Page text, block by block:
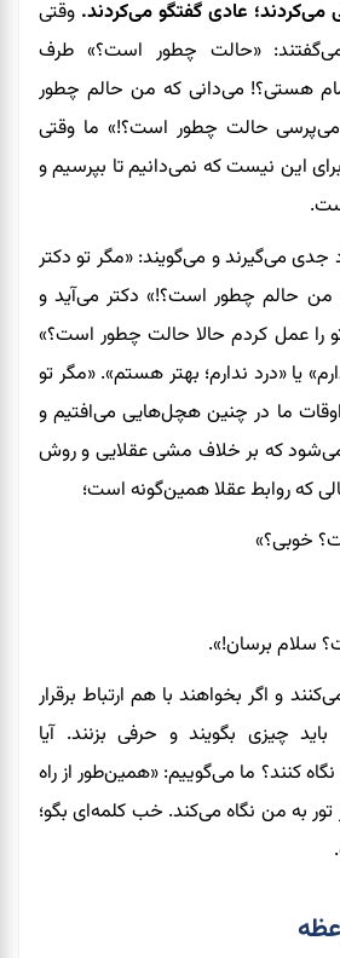
عادی گفتگو می‌کردند. وقتی
«حالت چطور است؟» طرف
هستی؟! می‌دانی که من حالم چطور
حالت چطور است؟!» ما وقتی
برای این نیست که نمی‌دانیم تا بپرسیم و
جدی می‌گیرند و می‌گویند: «مگر تو دکتر
حالم چطور است؟!» دکتر می‌آید و
را عمل کردم حالا حالت چطور است؟»
یا «درد ندارم؛ بهتر هستم». «مگر تو
ما در چنین هچل‌هایی می‌افتیم و
که بر خلاف مشی عقلایی و روش
که روابط عقلا همینگونه است؛
خوبی؟»
سلام برسان!».
و اگر بخواهند با هم ارتباط برقرار
چیزی بگویند و حرفی بزنند. آیا
کنند؟ ما می‌گوییم: «همین‌طور از راه
به من نگاه می‌کند. خب کلمه‌ای بگو؛